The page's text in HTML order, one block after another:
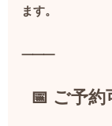
ます。
⸻
📅 ご予約